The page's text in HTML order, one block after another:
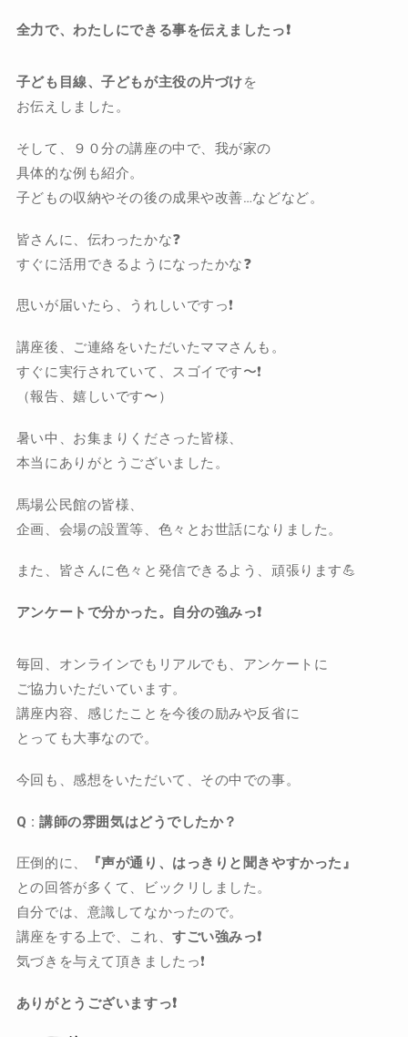
全力で、わたしにできる事を伝えましたっ❗️
子ども目線、子どもが主役の片づけを
お伝えしました。
そして、９０分の講座の中で、我が家の
具体的な例も紹介。
子どもの収納やその後の成果や改善…などなど。
皆さんに、伝わったかな❓
すぐに活用できるようになったかな❓
思いが届いたら、うれしいですっ❗️
講座後、ご連絡をいただいたママさんも。
すぐに実行されていて、スゴイです〜❗️
（報告、嬉しいです〜）
暑い中、お集まりくださった皆様、
本当にありがとうございました。
馬場公民館の皆様、
企画、会場の設置等、色々とお世話になりました。
また、皆さんに色々と発信できるよう、頑張ります💪
アンケートで分かった。自分の強みっ❗️
毎回、オンラインでもリアルでも、アンケートに
ご協力いただいています。
講座内容、感じたことを今後の励みや反省に
とっても大事なので。
今回も、感想をいただいて、その中での事。
Q : 講師の雰囲気はどうでしたか？
圧倒的に、
『声が通り、はっきりと聞きやすかった』
との回答が多くて、ビックリしました。
自分では、意識してなかったので。
講座をする上で、これ、すごい強みっ❗️
気づきを与えて頂きましたっ❗️
ありがとうございますっ❗️